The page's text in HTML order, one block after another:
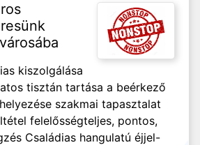
kiszolgálása
tisztán tartása a beérkező
szakmai tapasztalat
felelősségteljes, pontos,
Családias hangulatú éjjel-